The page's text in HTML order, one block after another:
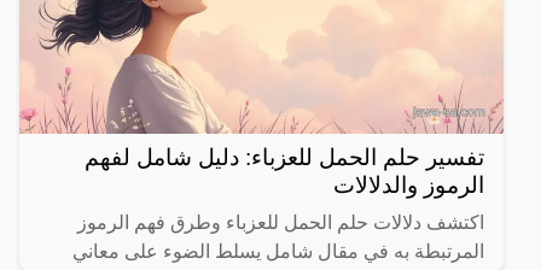
تفسير حلم الحمل للعزباء: دليل شامل لفهم
الرموز والدلالات
اكتشف دلالات حلم الحمل للعزباء وطرق فهم الرموز
المرتبطة به في مقال شامل يسلط الضوء على معاني